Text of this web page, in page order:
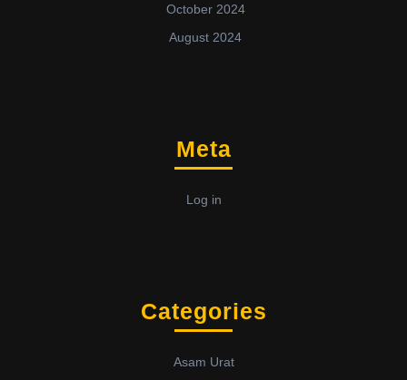
October 2024
August 2024
Meta
Log in
Categories
Asam Urat